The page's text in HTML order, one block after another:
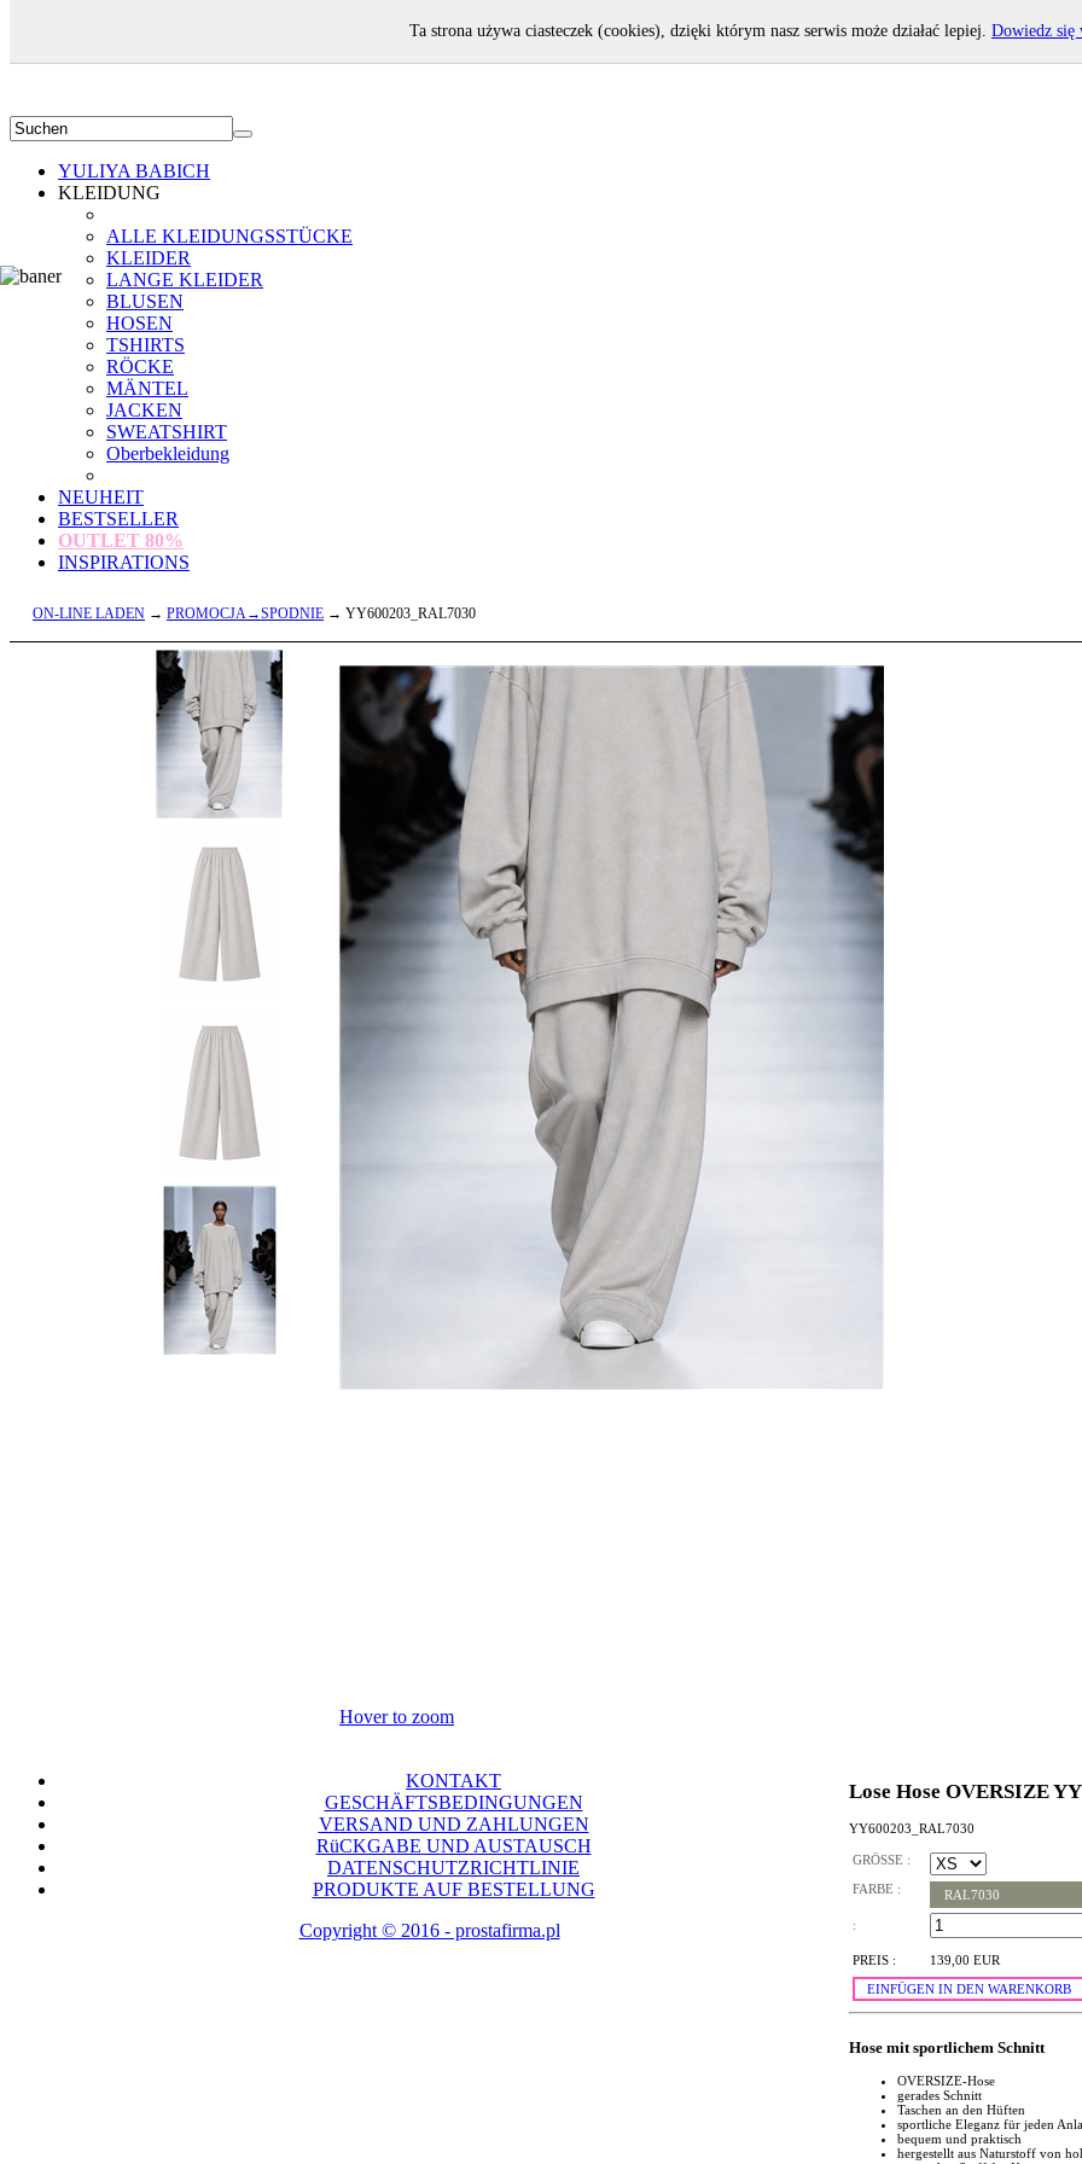
YULIYA BABICH
KLEIDUNG
ALLE KLEIDUNGSSTÜCKE
KLEIDER
LANGE KLEIDER
BLUSEN
HOSEN
TSHIRTS
RÖCKE
MÄNTEL
JACKEN
SWEATSHIRT
Oberbekleidung
NEUHEIT
BESTSELLER
OUTLET 80%
INSPIRATIONS
ON-LINE LADEN → PROMOCJA→SPODNIE → YY600203_RAL7030
Hover to zoom
Lose Hose OVERSIZE
YY600203_RAL7030
GRÖSSE :
FARBE :
RAL7030
:
PREIS :
139,00 EUR
EINFÜGEN IN DEN WARENKORB
Hose mit sportlichem Schnitt
OVERSIZE-Hose
gerades Schnitt
Taschen an den Hüften
sportliche Eleganz für jeden
bequem und praktisch
hergestellt aus Naturstoff von
KONTAKT
GESCHÄFTSBEDINGUNGEN
VERSAND UND ZAHLUNGEN
RüCKGABE UND AUSTAUSCH
DATENSCHUTZRICHTLINIE
PRODUKTE AUF BESTELLUNG
Copyright © 2016 - prostafirma.pl
Ta strona używa ciasteczek (cookies), dzięki którym nasz serwis może działać lepiej. Dowiedz się